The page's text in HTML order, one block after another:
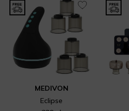
MEDIVON
Eclipse